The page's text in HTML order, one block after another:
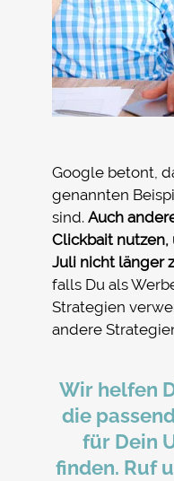
Google betont,
genannten
sind.Auch
Clickbait nutzen,
Juli nicht länger
falls Du als
Strategien
andere
Wir helfen
die
für Dein
finden. Ruf